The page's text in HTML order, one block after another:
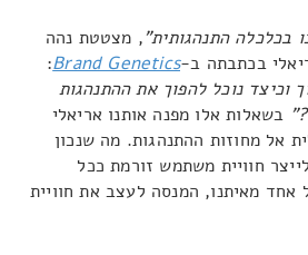
בכלכלה התנהגותית", מצטטת נהה
בכתבתה ב-Brand Genetics
:
וכיצד נוכל להפוך את ההתנהגות
בשאלות אלו מפנה אותנו אריאלי
אל מחוזות ההתנהגות. מה שנכון
חוויית משתמש זורמת ככל
אחד מאיתנו, המנסה לעצב את חוויית